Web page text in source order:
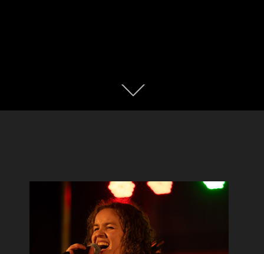
Scroll
omlaag